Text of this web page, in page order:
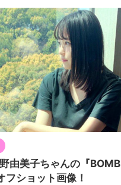
由美子ちゃんの『
フショット画像！